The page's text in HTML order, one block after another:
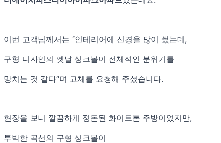
이번 고객님께서는 “인테리어에 신경을 많이 썼는데,
구형 디자인의 옛날 싱크볼이 전체적인 분위기를
망치는 것 같다“며 교체를 요청해 주셨습니다.
현장을 보니 깔끔하게 정돈된 화이트톤 주방이었지만,
투박한 곡선의 구형 싱크볼이